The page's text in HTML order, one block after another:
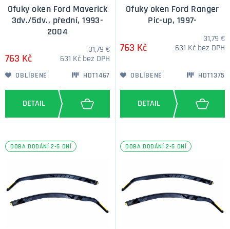
Ofuky oken Ford Maverick
3dv./5dv., přední, 1993-
2004
763 Kč
31,79 €
631 Kč bez DPH
OBLÍBENÉ HDT1467
Ofuky oken Ford Ranger
Pic-up, 1997-
763 Kč
31,79 €
631 Kč bez DPH
OBLÍBENÉ HDT1375
DOBA DODÁNÍ 2-5 DNÍ DOBA DODÁNÍ 2-5 DNÍ